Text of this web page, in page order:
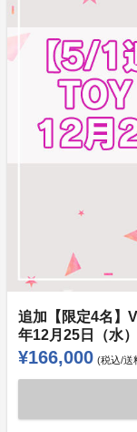
追加【限定4名
年12月25日（水
¥166,000 (税込/送